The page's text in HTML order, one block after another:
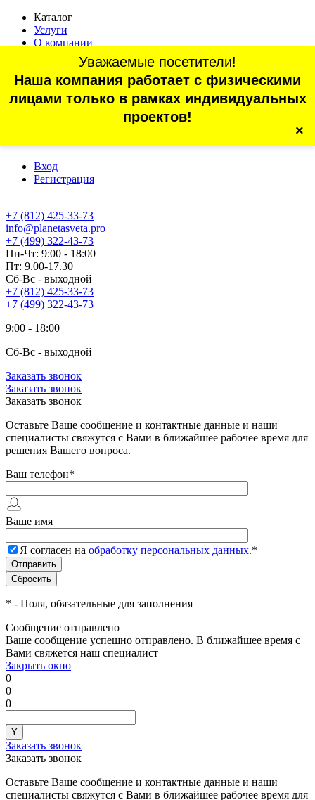
Каталог
Услуги
О компании
Статьи
Контакты
Отзывы
г. Санкт-Петербург, проспект Обуховской Обороны, 70, корп.
Вход
Регистрация
+7 (812) 425-33-73
Уважаемые посетители!
Наша компания работает с физическими
лицами только в рамках индивидуальных
проектов!
×
info@planetasveta.pro
+7 (499) 322-43-73
Пн-Чт: 9:00 - 18:00
Пт: 9.00-17.30
Сб-Вс - выходной
+7 (812) 425-33-73
+7 (499) 322-43-73
9:00 - 18:00
Сб-Вс - выходной
Заказать звонок
Заказать звонок
Заказать звонок
Оставьте Ваше сообщение и контактные данные и наши
специалисты свяжутся с Вами в ближайшее рабочее время для
решения Вашего вопроса.
Ваш телефон*
Ваше имя
Я согласен на обработку персональных данных.*
* - Поля, обязательные для заполнения
Сообщение отправлено
Ваше сообщение успешно отправлено. В ближайшее время с
Вами свяжется наш специалист
Закрыть окно
0
0
0
Заказать звонок
Заказать звонок
Оставьте Ваше сообщение и контактные данные и наши
специалисты свяжутся с Вами в ближайшее рабочее время для